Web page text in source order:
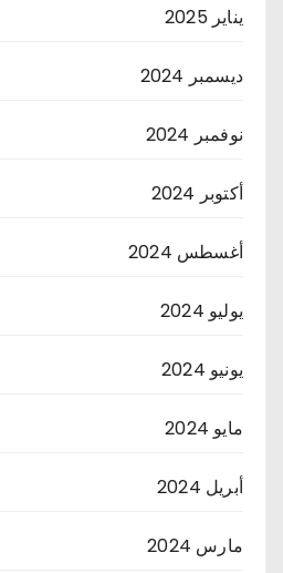
يناير 2025
ديسمبر 2024
نوفمبر 2024
أكتوبر 2024
أغسطس 2024
يوليو 2024
يونيو 2024
مايو 2024
أبريل 2024
مارس 2024